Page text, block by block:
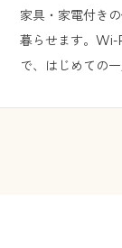
家具・家電付き
暮らせます。Wi-
で、はじめての